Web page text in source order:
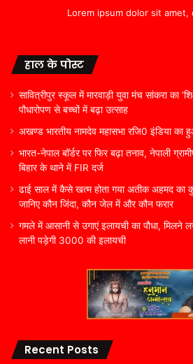
Lorem ipsum dolor sit amet,
हाल के पोस्ट
सावित्रीपुर स्कूल में मारवाड़ी युवा मंच सांकरा का
पौधारोपण से बच्चों में बढ़ा उत्साह
अखण्ड भारतीय नामदेव महासभा रजि0 इंडिया का
भारत-नेपाल बॉर्डर पर फिर बढ़ा तनाव, नेपाली
बिहार के थाने में FIR दर्ज
ढाई साल में कैसे खत्म होता गया अतीक अहमद
जानिए कौन जिंदा, कौन जेल में और कौन फरार
गमले में आसानी से उगाएं इलायची का पौधा, मिलने
लानी पड़ेगी 3000 की इलायची
Recent Posts